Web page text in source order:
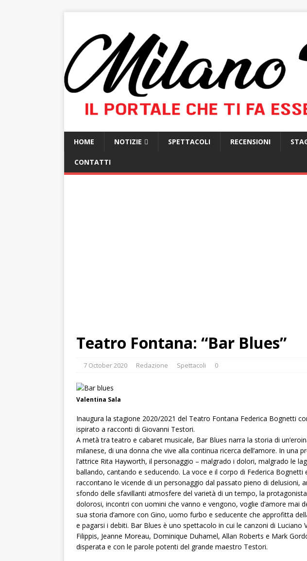
HOME NOTIZIE SPETTACOLI RECENSIONI
CONTATTI
Teatro Fontana: “Bar Blues”
7 October 2020 Redazione Spettacoli 0
Valentina Sala
Inaugura la stagione 2020/2021 del Teatro Fontana Federica Bognetti
ispirato a racconti di Giovanni Testori.
A metà tra teatro e cabaret musicale, Bar Blues narra la storia di
milanese, di una donna che vive alla continua ricerca dell’amore. In una
l’attrice Rita Hayworth, il personaggio – malgrado i dolori, malgrado le
ballando, cantando e seducendo. La voce e il corpo di Federica Bognetti
raccontano le vicende di un personaggio dal passato pieno di delusioni,
sfondo delle sfavillanti atmosfere del varietà di un tempo, la
dolorosi, incontri con uomini che vanno e vengono, voglie d’amore mai
sua storia d’amore con Gino, uomo furbo e seducente che approfitta
e pagarsi i debiti. Bar Blues è uno spettacolo in cui le canzoni di Luciano
Filippis, Jeanne Moreau, Dominique Duhamel, Allan Roberts e Mark
disperata e con le parole potenti del grande maestro Testori.